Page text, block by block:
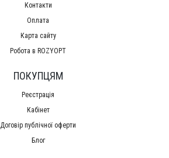
Контакти
Оплата
Карта сайту
Робота в ROZYOPT
ПОКУПЦЯМ
Реєстрація
Кабінет
Договір публічної оферти
Блог